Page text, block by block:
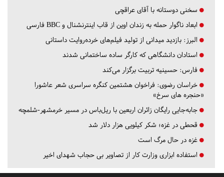
سخنی دوستانه با آقای عراقچی
ابعاد ناگوار حمله به زندان اوین از قاب اینترنشنال و BBC فارسی
البرز: بازدید میدانی از تولید فیلم‌های خرده‌روایت داستانی
استادان دانشگاهی که کارگر ساده ساختمانی شدند
فارس: حسینیه تربیت برگزار می‌کند
خراسان رضوی: فراخوان هشتمین کنگره سراسری شعر عاشورا
«حنجره های سرخ»
جابه‌جایی رایگان زائران اربعین با ریل‌باس در مسیر خرمشهر-شلمچه
قحطی در غزه؛ شکر کیلویی هزار دلار شد
غزه در حال مرگ است
استفاده ابزاری وزارت کار از تصاویر بی حجاب شهدای اخیر